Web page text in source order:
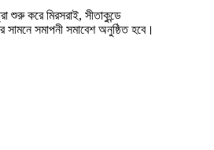
শুরু করে মিরসরাই, সীতাকুন্ডে
সামনে সমাপনী সমাবেশ অনুষ্ঠিত হবে।